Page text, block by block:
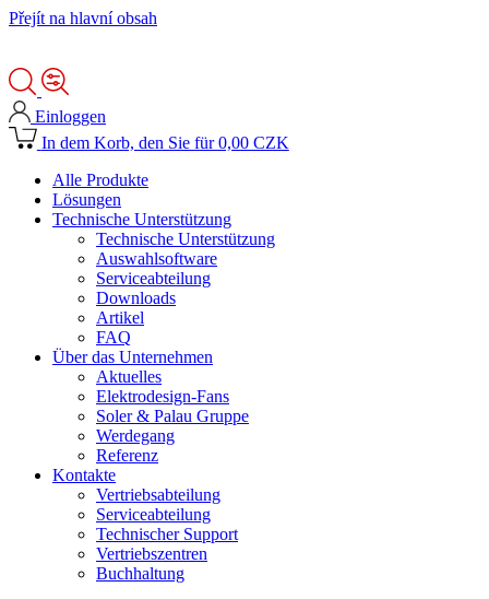
Přejít na hlavní obsah
Einloggen
In dem Korb, den Sie für 0,00 CZK
Alle Produkte
Lösungen
Technische Unterstützung
Technische Unterstützung
Auswahlsoftware
Serviceabteilung
Downloads
Artikel
FAQ
Über das Unternehmen
Aktuelles
Elektrodesign-Fans
Soler & Palau Gruppe
Werdegang
Referenz
Kontakte
Vertriebsabteilung
Serviceabteilung
Technischer Support
Vertriebszentren
Buchhaltung